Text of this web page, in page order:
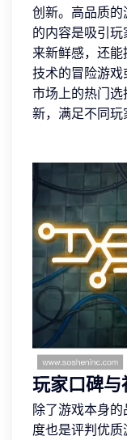
创新。高品质的
的内容是吸引
来新鲜感，还
技术的冒险游
市场上的热门选
新，满足不同玩
玩家口碑与
除了游戏本身
度也是评判优